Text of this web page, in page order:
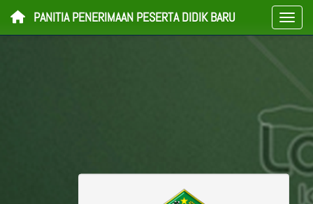
PANITIA PENERIMAAN PESERTA DIDIK BARU